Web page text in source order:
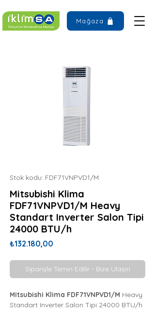
Mağaza
Stok kodu: FDF71VNPVD1/M
Mitsubishi Klima
FDF71VNPVD1/M Heavy
Standart Inverter Salon Tipi
24000 BTU/h
₺132.180,00
Siparişle Temin Edilir - Bize Ulaşın
Mitsubishi Klima FDF71VNPVD1/M Heavy
Standart Inverter Salon Tipi 24000 BTU/h